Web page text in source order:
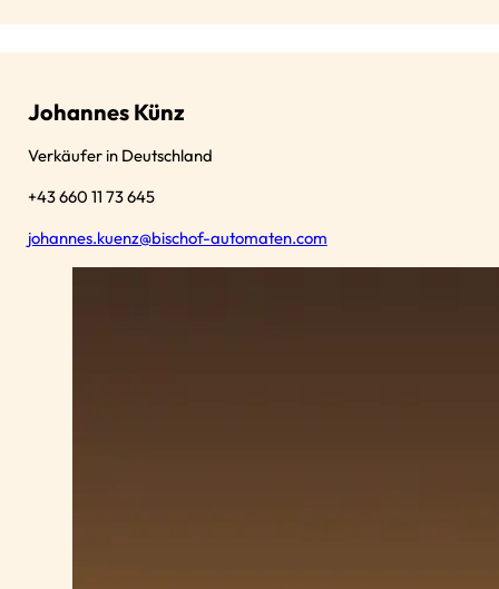
Johannes Künz
Verkäufer in Deutschland
+43 660 11 73 645
johannes.kuenz@bischof-automaten.com